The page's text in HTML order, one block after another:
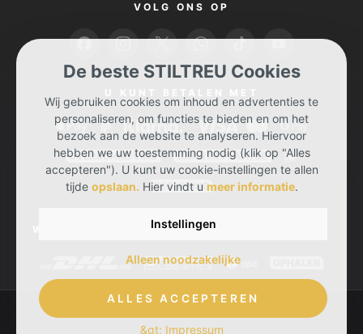
VOLG ONS OP
WIJ BEZORGEN UW BESTELLING BIJ U MET
De beste STILTREU Cookies
Wij gebruiken cookies om inhoud en advertenties te
personaliseren, om functies te bieden en om het
bezoek aan de website te analyseren. Hiervoor
hebben we uw toestemming nodig (klik op "Alles
accepteren"). U kunt uw cookie-instellingen te allen
tijde opslaan. Hier vindt u meer informatie.
Instellingen
Alleen noodzakelijke
ALLES ACCEPTEREN
&gt; Impressum